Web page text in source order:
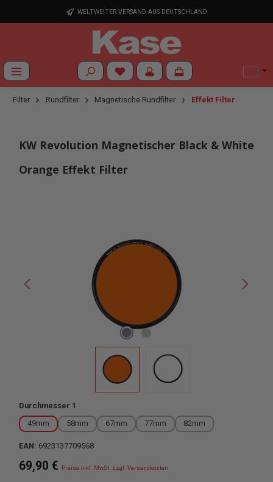
Zum Hauptinhalt springenWELTWEITER VERSAND AUS DEUTSCHLAND
Du hast 0 Produkte auf dem Merkzettel
Filter Rundfilter Magnetische Rundfilter Effekt Filter
KW Revolution Magnetischer Black & White
Orange Effekt Filter
Durchmesser 1
49mm
58mm 67mm 77mm 82mm
EAN: 6923137709568
Regulärer Preis:
69,90 € Preise inkl. MwSt. zzgl. Versandkosten